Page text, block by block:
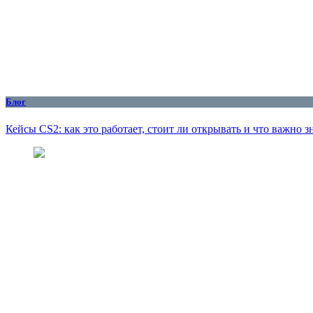
Блог
Кейсы CS2: как это работает, стоит ли открывать и что важно